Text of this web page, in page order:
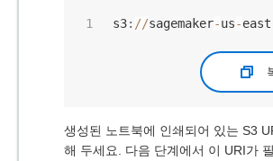
s3: //sagemaker-us-east
생성된 노트북에 인쇄되어 있는 S3
해 두세요. 다음 단계에서 이 URI가